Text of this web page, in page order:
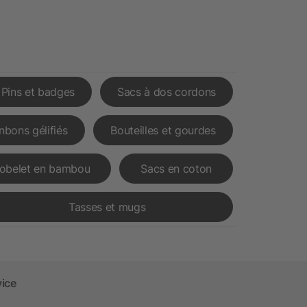
Pins et badges Sacs à dos cordons
gélifiés Bouteilles et gourdes
en bambou Sacs en coton
Tasses et mugs